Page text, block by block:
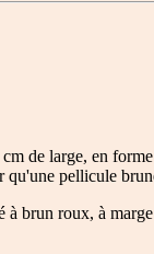
de large, en
qu'une pellicule
à brun roux, à